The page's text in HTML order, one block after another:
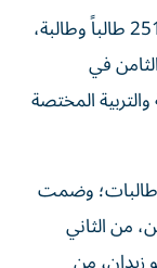
وفي فئة أصحاب الهمم، التي شارك فيها 2514 طالباً وطالبة،
في
المختصة
وضمت
من الثاني